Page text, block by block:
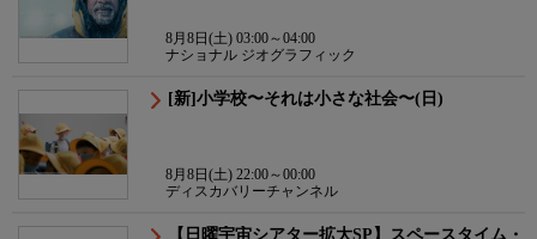
8月8日(土) 03:00～04:00
ナショナル ジオグラフィック
[新]小学校〜それは小さな社会〜(日)
8月8日(土) 22:00～00:00
ディスカバリーチャンネル
【日曜宇宙シアター拡大SP】スペースタイム・